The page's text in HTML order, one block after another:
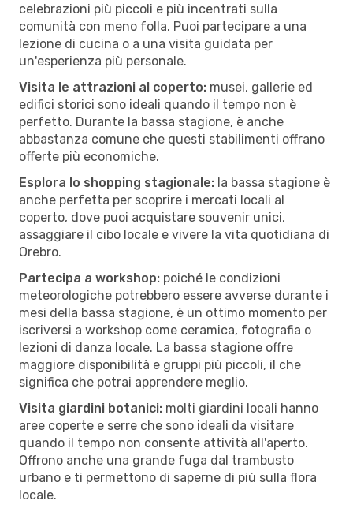
celebrazioni più piccoli e più incentrati sulla
comunità con meno folla. Puoi partecipare a una
lezione di cucina o a una visita guidata per
un'esperienza più personale.
Visita le attrazioni al coperto: musei, gallerie ed
edifici storici sono ideali quando il tempo non è
perfetto. Durante la bassa stagione, è anche
abbastanza comune che questi stabilimenti offrano
offerte più economiche.
Esplora lo shopping stagionale: la bassa stagione è
anche perfetta per scoprire i mercati locali al
coperto, dove puoi acquistare souvenir unici,
assaggiare il cibo locale e vivere la vita quotidiana di
Orebro.
Partecipa a workshop: poiché le condizioni
meteorologiche potrebbero essere avverse durante i
mesi della bassa stagione, è un ottimo momento per
iscriversi a workshop come ceramica, fotografia o
lezioni di danza locale. La bassa stagione offre
maggiore disponibilità e gruppi più piccoli, il che
significa che potrai apprendere meglio.
Visita giardini botanici: molti giardini locali hanno
aree coperte e serre che sono ideali da visitare
quando il tempo non consente attività all'aperto.
Offrono anche una grande fuga dal trambusto
urbano e ti permettono di saperne di più sulla flora
locale.